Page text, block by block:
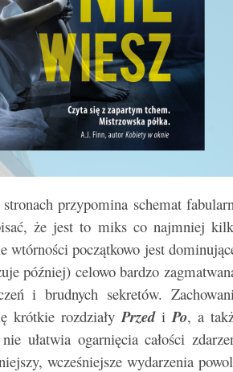
przypomina schemat
że jest to miks co najmniej
wtórności początkowo jest
później) celowo bardzo
i brudnych sekretów.
krótkie rozdziały Przedi Po, a
ułatwia ogarnięcia całości
wcześniejsze wydarzenia